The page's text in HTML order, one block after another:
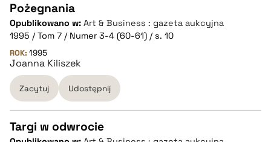
pobierz cytat
CZYSTY TEKST
pobierz cytat
BIBTEX
pobierz cytat
Pożegnania
Opublikowano w: Art & Business : gazeta aukcyjna
1995 / Tom 7 / Numer 3-4 (60-61) / s. 10
ROK: 1995
Joanna Kiliszek
Zacytuj Udostępnij
Targi w odwrocie